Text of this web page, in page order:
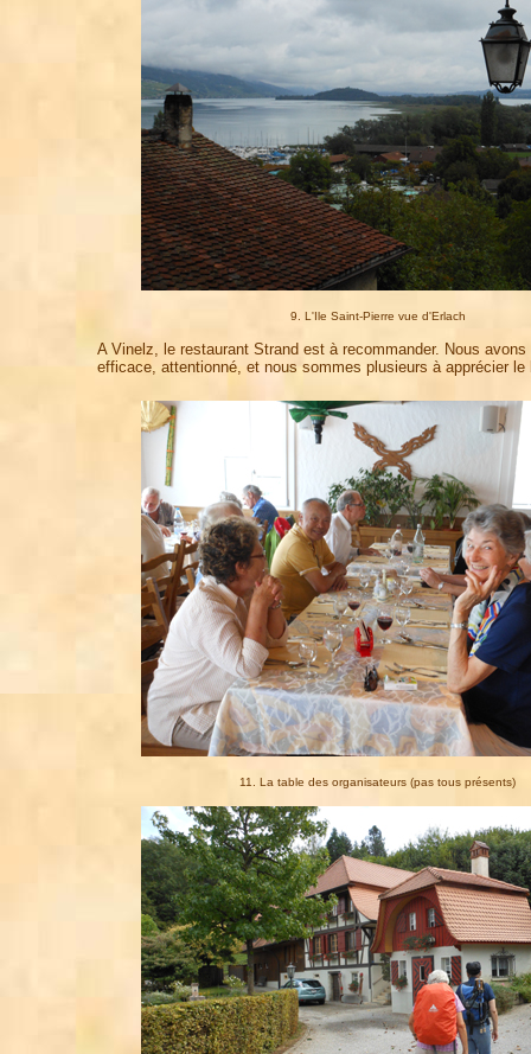
9. L'Ile Saint-Pierre vue d'Erlach
A Vinelz, le restaurant Strand est à recommander. Nous
efficace, attentionné, et nous sommes plusieurs à apprécier
11. La table des organisateurs (pas tous présents)